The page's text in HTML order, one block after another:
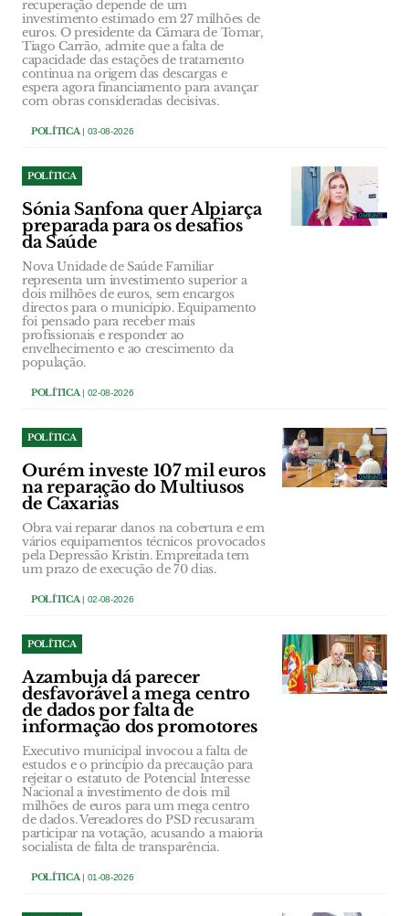
recuperação depende de um
investimento estimado em 27 milhões de
euros. O presidente da Câmara de Tomar,
Tiago Carrão, admite que a falta de
capacidade das estações de tratamento
continua na origem das descargas e
espera agora financiamento para avançar
com obras consideradas decisivas.
POLÍTICA| 03-08-2026
POLÍTICA
Sónia Sanfona quer Alpiarça
preparada para os desafios
da Saúde
Nova Unidade de Saúde Familiar
representa um investimento superior a
dois milhões de euros, sem encargos
directos para o município. Equipamento
foi pensado para receber mais
profissionais e responder ao
envelhecimento e ao crescimento da
população.
POLÍTICA| 02-08-2026
POLÍTICA
Ourém investe 107 mil euros
na reparação do Multiusos
de Caxarias
Obra vai reparar danos na cobertura e em
vários equipamentos técnicos provocados
pela Depressão Kristin. Empreitada tem
um prazo de execução de 70 dias.
POLÍTICA| 02-08-2026
POLÍTICA
Azambuja dá parecer
desfavorável a mega centro
de dados por falta de
informação dos promotores
Executivo municipal invocou a falta de
estudos e o princípio da precaução para
rejeitar o estatuto de Potencial Interesse
Nacional a investimento de dois mil
milhões de euros para um mega centro
de dados. Vereadores do PSD recusaram
participar na votação, acusando a maioria
socialista de falta de transparência.
POLÍTICA| 01-08-2026